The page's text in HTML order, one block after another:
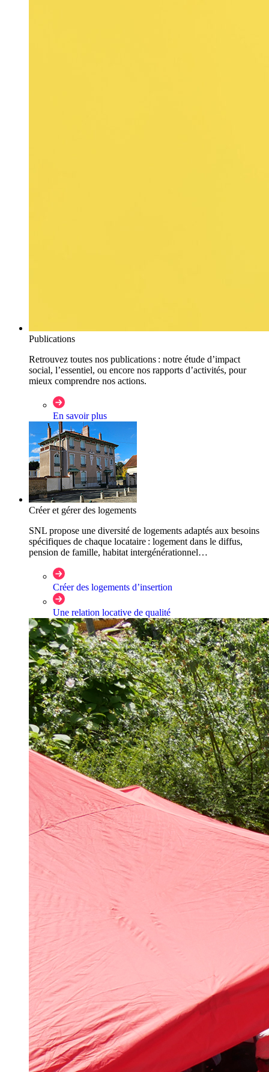
Publications
Retrouvez toutes nos publications : notre étude d’impact
social, l’essentiel, ou encore nos rapports d’activités, pour
mieux comprendre nos actions.
En savoir plus
Créer et gérer des logements
SNL propose une diversité de logements adaptés aux besoins
spécifiques de chaque locataire : logement dans le diffus,
pension de famille, habitat intergénérationnel…
Créer des logements d’insertion
Une relation locative de qualité